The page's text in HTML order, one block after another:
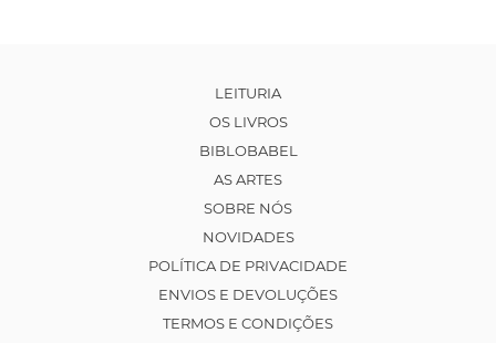
LEITURIA
OS LIVROS
BIBLOBABEL
AS ARTES
SOBRE NÓS
NOVIDADES
POLÍTICA DE PRIVACIDADE
ENVIOS E DEVOLUÇÕES
TERMOS E CONDIÇÕES